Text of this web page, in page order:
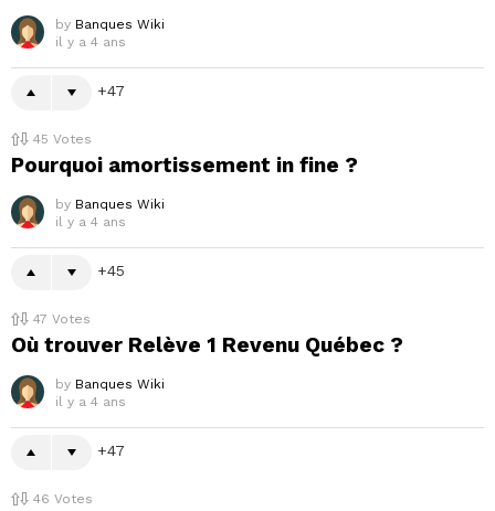
by Banques Wiki
il y a 4 ans
47
45 Votes
Pourquoi amortissement in fine ?
by Banques Wiki
il y a 4 ans
45
47 Votes
Où trouver Relève 1 Revenu Québec ?
by Banques Wiki
il y a 4 ans
47
46 Votes